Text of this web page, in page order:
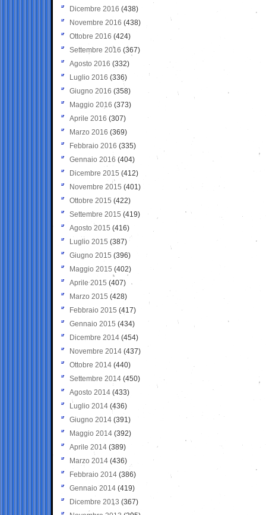
Dicembre 2016 (438)
Novembre 2016 (438)
Ottobre 2016 (424)
Settembre 2016 (367)
Agosto 2016 (332)
Luglio 2016 (336)
Giugno 2016 (358)
Maggio 2016 (373)
Aprile 2016 (307)
Marzo 2016 (369)
Febbraio 2016 (335)
Gennaio 2016 (404)
Dicembre 2015 (412)
Novembre 2015 (401)
Ottobre 2015 (422)
Settembre 2015 (419)
Agosto 2015 (416)
Luglio 2015 (387)
Giugno 2015 (396)
Maggio 2015 (402)
Aprile 2015 (407)
Marzo 2015 (428)
Febbraio 2015 (417)
Gennaio 2015 (434)
Dicembre 2014 (454)
Novembre 2014 (437)
Ottobre 2014 (440)
Settembre 2014 (450)
Agosto 2014 (433)
Luglio 2014 (436)
Giugno 2014 (391)
Maggio 2014 (392)
Aprile 2014 (389)
Marzo 2014 (436)
Febbraio 2014 (386)
Gennaio 2014 (419)
Dicembre 2013 (367)